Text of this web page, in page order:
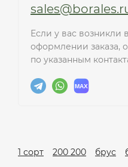
Если у вас возникли
оформлении заказа,
по указанным
1 сорт 200 200 брус